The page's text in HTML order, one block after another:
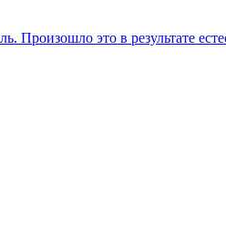
это в результате